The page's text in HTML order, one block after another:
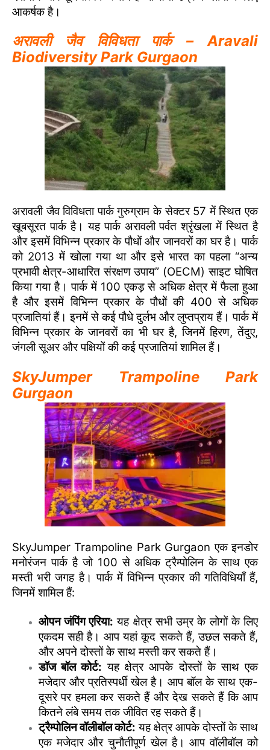
आकर्षक है।
अरावली जैव विविधता पार्क – Aravali
Biodiversity Park Gurgaon
अरावली जैव विविधता पार्क गुरुग्राम के सेक्टर 57 में स्थित एक
खूबसूरत पार्क है। यह पार्क अरावली पर्वत श्रृंखला में स्थित है
और इसमें विभिन्न प्रकार के पौधों और जानवरों का घर है। पार्क
को 2013 में खोला गया था और इसे भारत का पहला “अन्य
प्रभावी क्षेत्र-आधारित संरक्षण उपाय” (OECM) साइट घोषित
किया गया है। पार्क में 100 एकड़ से अधिक क्षेत्र में फैला हुआ
है और इसमें विभिन्न प्रकार के पौधों की 400 से अधिक
प्रजातियां हैं। इनमें से कई पौधे दुर्लभ और लुप्तप्राय हैं। पार्क में
विभिन्न प्रकार के जानवरों का भी घर है, जिनमें हिरण, तेंदुए,
जंगली सूअर और पक्षियों की कई प्रजातियां शामिल हैं।
SkyJumper Trampoline Park
Gurgaon
SkyJumper Trampoline Park Gurgaon एक इनडोर
मनोरंजन पार्क है जो 100 से अधिक ट्रैम्पोलिन के साथ एक
मस्ती भरी जगह है। पार्क में विभिन्न प्रकार की गतिविधियाँ हैं,
जिनमें शामिल हैं:
ओपन जंपिंग एरिया: यह क्षेत्र सभी उम्र के लोगों के लिए
एकदम सही है। आप यहां कूद सकते हैं, उछल सकते हैं,
और अपने दोस्तों के साथ मस्ती कर सकते हैं।
डॉज बॉल कोर्ट: यह क्षेत्र आपके दोस्तों के साथ एक
मजेदार और प्रतिस्पर्धी खेल है। आप बॉल के साथ एक-
दूसरे पर हमला कर सकते हैं और देख सकते हैं कि आप
कितने लंबे समय तक जीवित रह सकते हैं।
ट्रैम्पोलिन वॉलीबॉल कोर्ट: यह क्षेत्र आपके दोस्तों के साथ
एक मजेदार और चुनौतीपूर्ण खेल है। आप वॉलीबॉल को